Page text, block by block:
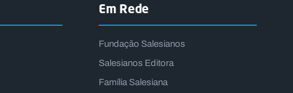
Em Rede
Fundação Salesianos
Salesianos Editora
Família Salesiana